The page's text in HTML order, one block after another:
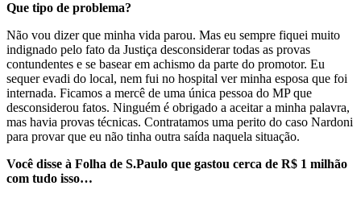
Que tipo de problema?
Não vou dizer que minha vida parou. Mas eu sempre fiquei muito
indignado pelo fato da Justiça desconsiderar todas as provas
contundentes e se basear em achismo da parte do promotor. Eu
sequer evadi do local, nem fui no hospital ver minha esposa que foi
internada. Ficamos a mercê de uma única pessoa do MP que
desconsiderou fatos. Ninguém é obrigado a aceitar a minha palavra,
mas havia provas técnicas. Contratamos uma perito do caso Nardoni
para provar que eu não tinha outra saída naquela situação.
Você disse à Folha de S.Paulo que gastou cerca de R$ 1 milhão
com tudo isso…